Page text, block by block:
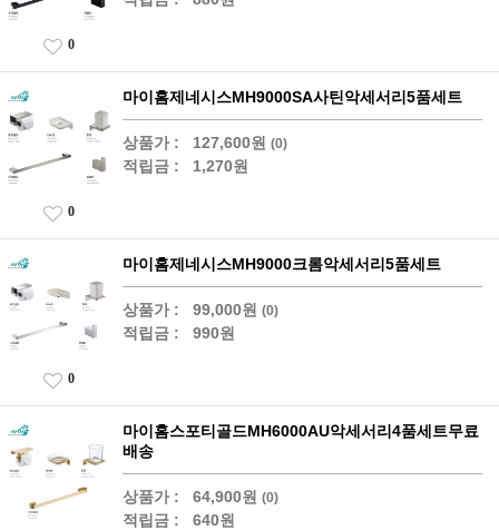
0
마이홈제네시스MH9000SA사틴악세서리5품세트
상품가 : 127,600원 (0)
적립금 : 1,270원
0
마이홈제네시스MH9000크롬악세서리5품세트
상품가 : 99,000원 (0)
적립금 : 990원
0
마이홈스포티골드MH6000AU악세서리4품세트무료
배송
상품가 : 64,900원 (0)
적립금 : 640원